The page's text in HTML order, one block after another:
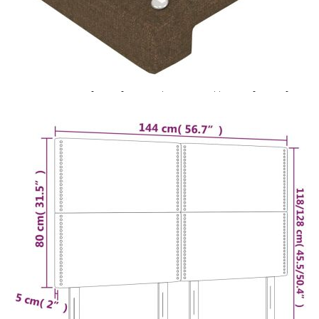
Добавете продукта в количката си с бутона "Добави в
количката" и при поръчка ще можете да изберете броя
вноски на кредита.
Предоставената таблица е с информационна цел.
Добавете продукта в количката си с бутона "Добави в
Предоставената таблица е с информационна цел.
Добавете продукта в количката си с бутона "Добави в
количката" и при поръчка ще можете да изберете броя
вноски на кредита.
Когато плащате с NewPay, всъщност NewPay плаща
поръчката Ви вместо Вас. Вие я получавате и
разполагате с три начина да я платите към тях:
Отложено до 30 дни от момента на изпращане на
поръчката без оскъпяване. За покупки на стойност до
400 лв. / €204,52
Плащане на 4 вноски. Заплащате 20% от стойността на
поръчката си на момента с карта. Останалата сума се
разделя на 3 равни месечни вноски без оскъпяване. За
покупки на стойност до 1000 лв. / €511.31